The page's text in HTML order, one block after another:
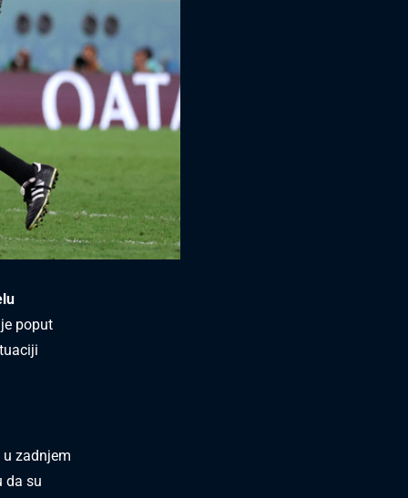
poput
zadnjem
da su